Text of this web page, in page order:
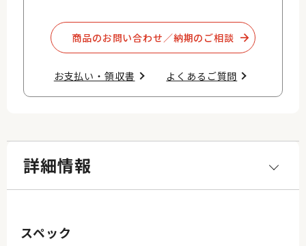
商品のお問い合わせ／納期のご相談​
お支払い・領収書​ よくあるご質問​
詳細情報
スペック